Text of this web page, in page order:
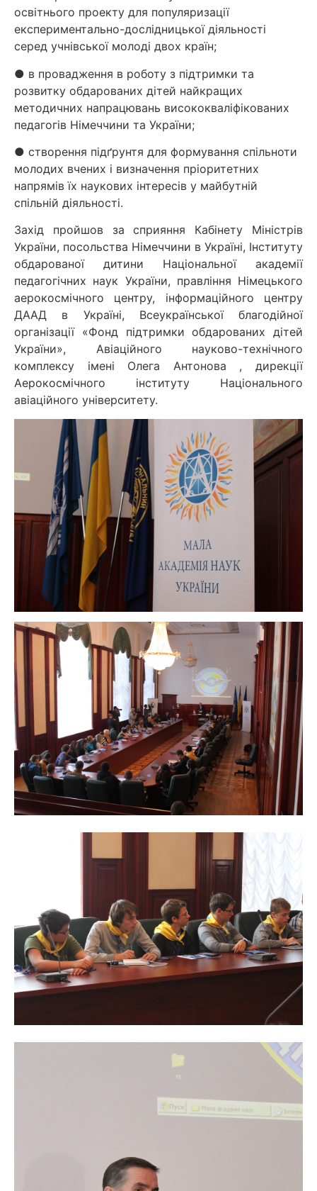
освітнього проекту для популяризації
експериментально-дослідницької діяльності
серед учнівської молоді двох країн;
● в провадження в роботу з підтримки та
розвитку обдарованих дітей найкращих
методичних напрацювань висококваліфікованих
педагогів Німеччини та України;
● створення підґрунтя для формування спільноти
молодих вчених і визначення пріоритетних
напрямів їх наукових інтересів у майбутній
спільній діяльності.
Захід пройшов за сприяння Кабінету Міністрів
України, посольства Німеччини в Україні, Інституту
обдарованої дитини Національної академії
педагогічних наук України, правління Німецького
аерокосмічного центру, інформаційного центру
ДААД в Україні, Всеукраїнської благодійної
організації «Фонд підтримки обдарованих дітей
України», Авіаційного науково-технічного
комплексу імені Олега Антонова , дирекції
Аерокосмічного інституту Національного
авіаційного університету.